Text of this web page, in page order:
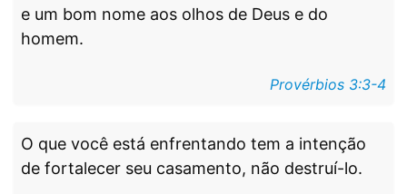
e um bom nome aos olhos de Deus e do
homem.
Provérbios 3:3-4
O que você está enfrentando tem a intenção
de fortalecer seu casamento, não destruí-lo.